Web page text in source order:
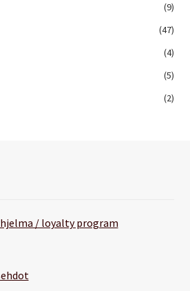
(9)
(47)
(4)
(5)
(2)
/ loyalty program